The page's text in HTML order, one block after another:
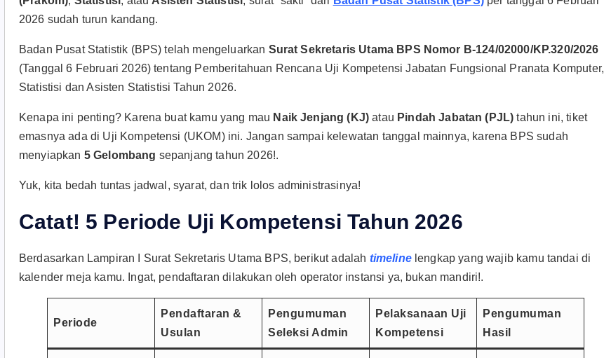
2026 sudah turun kandang.
Badan Pusat Statistik (BPS) telah mengeluarkan Surat Sekretaris Utama BPS Nomor B-124/02000/ΚΡ.320/2026
(Tanggal 6 Februari 2026) tentang Pemberitahuan Rencana Uji Kompetensi Jabatan Fungsional Pranata Komputer,
Statistisi dan Asisten Statistisi Tahun 2026.
Kenapa ini penting? Karena buat kamu yang mau Naik Jenjang (KJ) atau Pindah Jabatan (PJL) tahun ini, tiket
emasnya ada di Uji Kompetensi (UKOM) ini. Jangan sampai kelewatan tanggal mainnya, karena BPS sudah
menyiapkan 5 Gelombang sepanjang tahun 2026!.
Yuk, kita bedah tuntas jadwal, syarat, dan trik lolos administrasinya!
Catat! 5 Periode Uji Kompetensi Tahun 2026
Berdasarkan Lampiran I Surat Sekretaris Utama BPS, berikut adalah timelinelengkap yang wajib kamu tandai di
kalender meja kamu. Ingat, pendaftaran dilakukan oleh operator instansi ya, bukan mandiri!.
Periode
Pendaftaran &
Usulan
Pengumuman
Seleksi Admin
Pelaksanaan Uji
Kompetensi
Pengumuman
Hasil